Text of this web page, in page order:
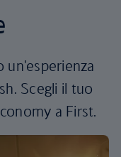
Scegli il tuo
a First.